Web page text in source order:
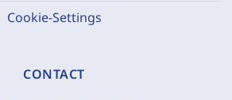
Cookie-Settings
CONTACT